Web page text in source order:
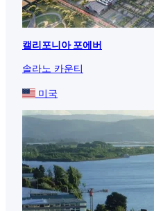
캘리포니아 포에버
솔라노 카운티
미국